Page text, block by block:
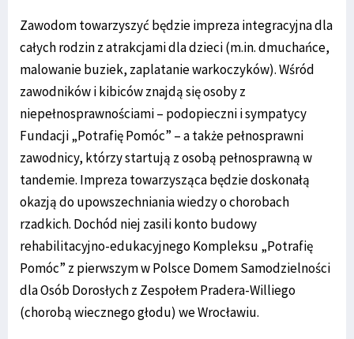
Zawodom towarzyszyć będzie impreza integracyjna dla
całych rodzin z atrakcjami dla dzieci (m.in. dmuchańce,
malowanie buziek, zaplatanie warkoczyków). Wśród
zawodników i kibiców znajdą się osoby z
niepełnosprawnościami – podopieczni i sympatycy
Fundacji „Potrafię Pomóc” – a także pełnosprawni
zawodnicy, którzy startują z osobą pełnosprawną w
tandemie. Impreza towarzysząca będzie doskonałą
okazją do upowszechniania wiedzy o chorobach
rzadkich. Dochód niej zasili konto budowy
rehabilitacyjno-edukacyjnego Kompleksu „Potrafię
Pomóc” z pierwszym w Polsce Domem Samodzielności
dla Osób Dorosłych z Zespołem Pradera-Williego
(chorobą wiecznego głodu) we Wrocławiu.